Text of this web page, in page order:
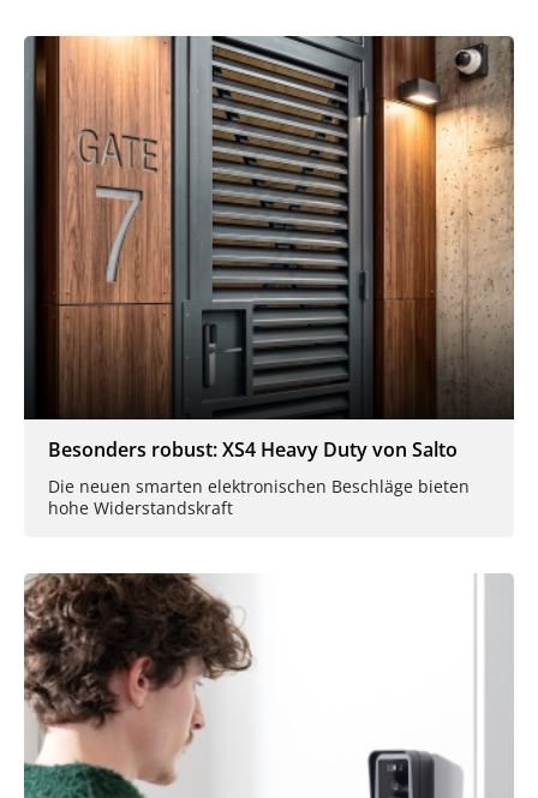
Besonders robust: XS4 Heavy Duty von Salto
Die neuen smarten elektronischen Beschläge bieten
hohe Widerstandskraft